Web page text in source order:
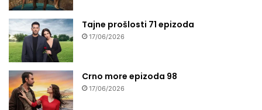
Tajne prošlosti 71 epizoda
17/06/2026
Crno more epizoda 98
17/06/2026